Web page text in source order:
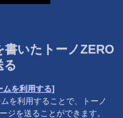
いたトーノZERO
る
ムを利用する]
を利用することで、トーノ
ジを送ることができます。